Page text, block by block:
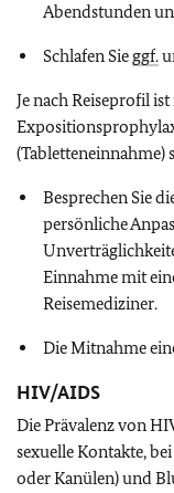
Abendstunden
Schlafen Sie ggf.
Je nach Reiseprofil
(Tabletteneinnahme)
Besprechen Sie
persönliche
Einnahme mit
Reisemediziner.
Die Mitnahme
HIV/AIDS
Die Prävalenz von
sexuelle Kontakte,
oder Kanülen) und